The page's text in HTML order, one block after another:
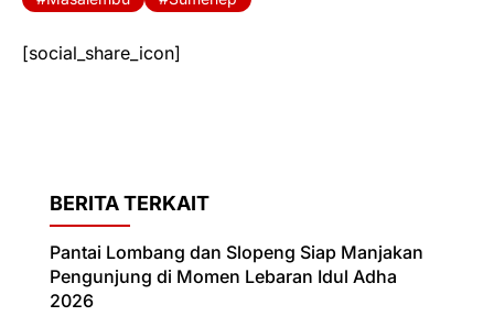
[social_share_icon]
BERITA TERKAIT
Pantai Lombang dan Slopeng Siap Manjakan
Pengunjung di Momen Lebaran Idul Adha
2026